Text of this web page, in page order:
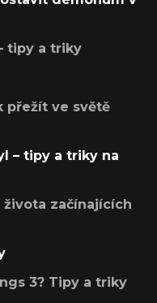
tipy a triky
přežít ve světě
– tipy a triky na
života začínajících
3? Tipy a triky